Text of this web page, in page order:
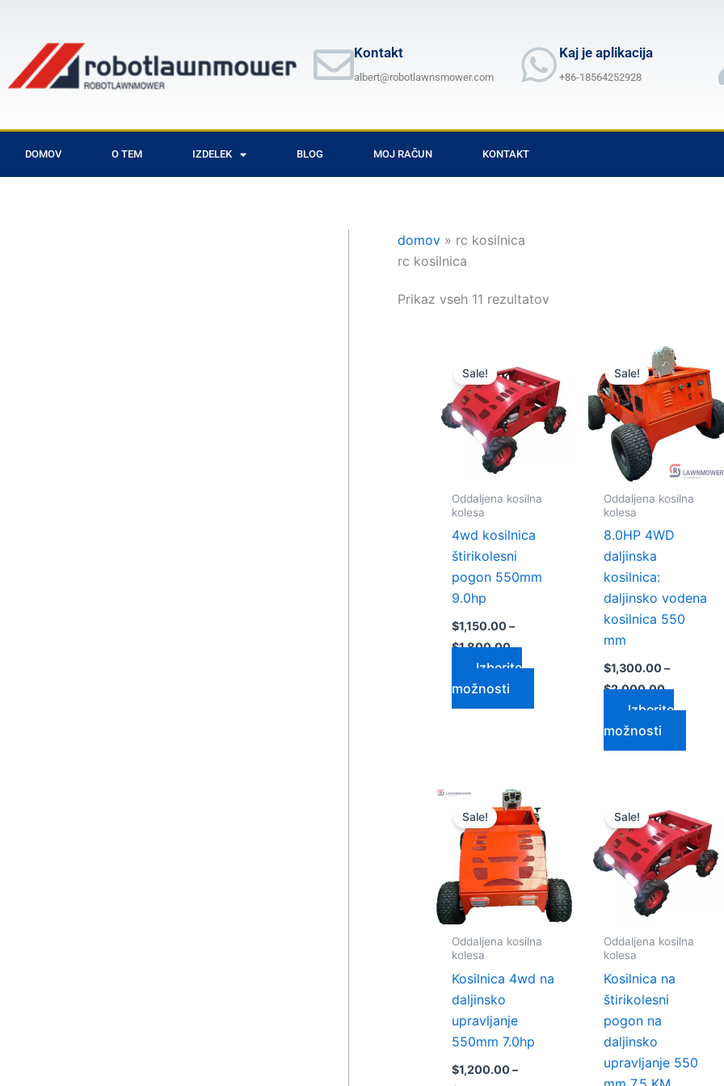
content
Kontakt
albert@robotlawnsmower.com
Kaj je aplikacija
+86-18564252928
DOMOV O TEM IZDELEK BLOG MOJ RAČUN KONTAKT
domov » rc kosilnica
rc kosilnica
Prikaz vseh 11 rezultatov
Sale!
Oddaljena kosilna
kolesa
4wd kosilnica
štirikolesni
pogon 550mm
9.0hp
$1,150.00–
$1,800.00
razpon:
od
$1,150.00
do
$1,800.00
Izberite
možnosti
izdelek
ima
več
različic.
izberete
strani
Sale!
Oddaljena kosilna
kolesa
8.0HP 4WD
daljinska
kosilnica:
daljinsko vodena
kosilnica 550
mm
$1,300.00–
$2,000.00
Cenovni
razpon:
od
$1,300.00
do
$2,000.00
Izberite
možnosti
izdelek
ima
več
različic.
lahko
Sale!
Oddaljena kosilna
kolesa
Kosilnica 4wd na
daljinsko
upravljanje
550mm 7.0hp
$1,200.00–
Cenovni
razpon:
od
$1,200.00
do
$1,900.00
izdelek
ima
več
različic.
Možnosti
lahko
izberete
strani
Sale!
Oddaljena kosilna
kolesa
Kosilnica na
štirikolesni
pogon na
daljinsko
upravljanje 550
razpon:
od
$1,050.00
do
$1,700.00
izdelek
ima
več
različic.